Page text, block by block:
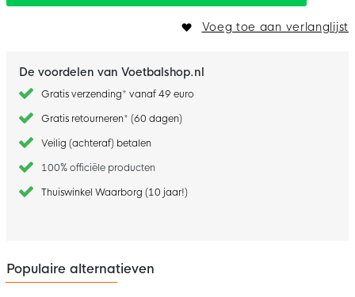
Voeg toe aan verlanglijst
De voordelen van Voetbalshop.nl
Gratis verzending* vanaf 49 euro
Gratis retourneren* (60 dagen)
Veilig (achteraf) betalen
100% officiële producten
Thuiswinkel Waarborg (10 jaar!)
Populaire alternatieven